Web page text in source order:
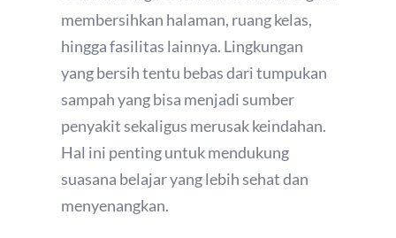
membersihkan halaman, ruang kelas,
hingga fasilitas lainnya. Lingkungan
yang bersih tentu bebas dari tumpukan
sampah yang bisa menjadi sumber
penyakit sekaligus merusak keindahan.
Hal ini penting untuk mendukung
suasana belajar yang lebih sehat dan
menyenangkan.